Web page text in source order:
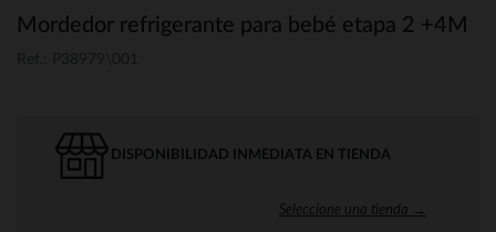
Mordedor refrigerante para bebé etapa 2 +4M
DISPONIBILIDAD INMEDIATA EN TIENDA
Seleccione una tienda →